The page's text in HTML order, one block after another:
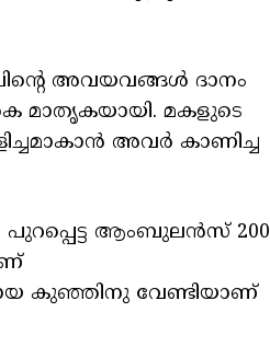
അവയവങ്ങള്‍ ദാനം
മാതൃകയായി. മകളുടെ
അവർ കാണിച്ച
ആംബുലൻസ് 200
കുഞ്ഞിനു വേണ്ടിയാണ്